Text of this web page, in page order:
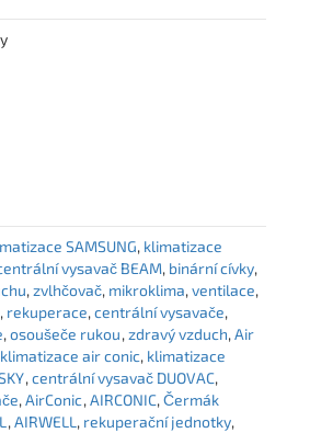
SAMSUNG klimatizace
vysavač BEAM binární cívky
zvlhčovač mikroklima ventilace
rekuperace centrální vysavače
osoušeče rukou zdravý vzduch Air
klimatizace air conic klimatizace
centrální vysavač DUOVAC
AirConic AIRCONIC Čermák
AIRWELL
rekuperační jednotky